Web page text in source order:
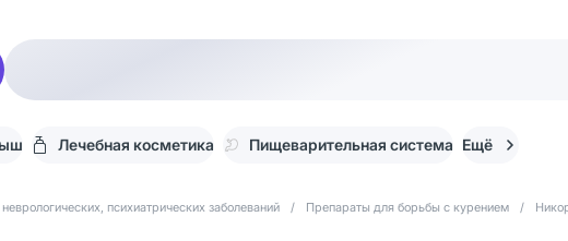
Лечебная косметика Пищеварительная система Ещё
психиатрических заболеваний / Препараты для борьбы с курением /